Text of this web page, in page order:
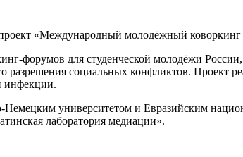
«Международный молодёжный
форумов для студенческой молодёжи
социальных конфликтов. Проект
инфекции.
Немецким университетом и Евразийским
лаборатория медиации».